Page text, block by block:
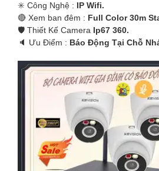
✳️ Công Nghệ : IP Wifi.
🔴 Xem ban đêm : Full Color 30m
🛡 Thiết Kế Camera Ip67 360.
️🔈 Ưu Điểm : Báo Động Tại Chỗ